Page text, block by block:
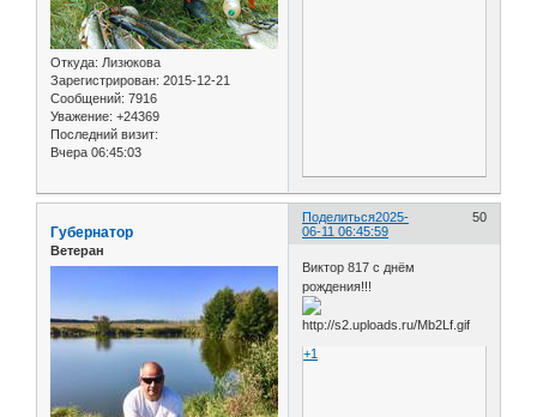
Откуда: Лизюкова
Зарегистрирован: 2015-12-21
Сообщений: 7916
Уважение: +24369
Последний визит:
Вчера 06:45:03
Поделиться 50
2025-
06-11 06:45:59
Губернатор
Ветеран
Виктор 817 с днём
рождения!!!
+1